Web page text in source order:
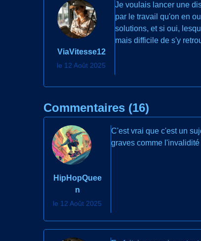
ViaVitesse12
le 12 Août 2025
Je voulais lancer une
par le travail qu'on en
solutions, et si oui,
mais difficile de s'y
Commentaires (16)
HipHopQuee
n
le 12 Août 2025
C'est vrai que c'est un
graves comme